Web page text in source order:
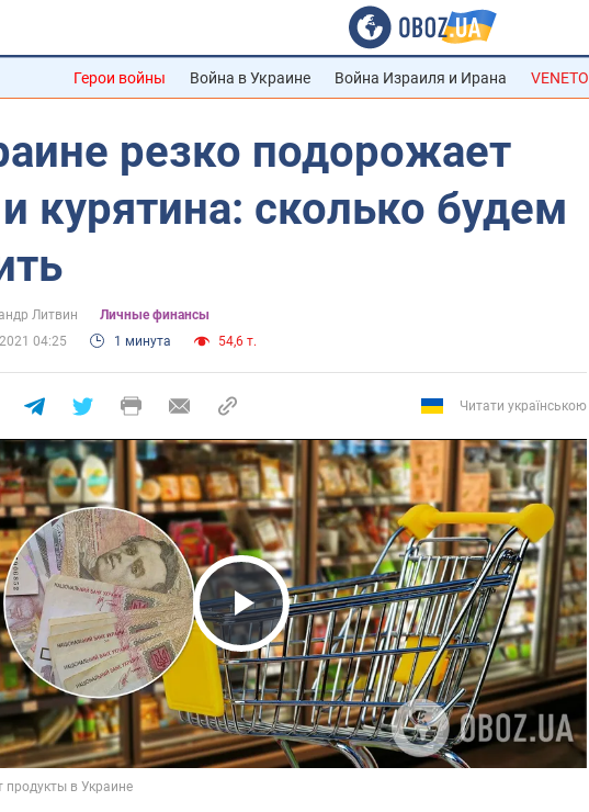
Герои войны Война в Украине Война Израиля и Ирана VENETO
резко подорожает
курятина: сколько будем
Литвин
Личные финансы
04:25
1 минута 54,6 т.
Читати українською
Play Video